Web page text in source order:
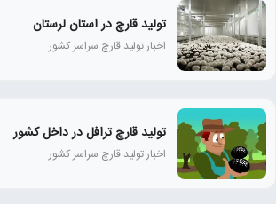
تولید قارچ در استان لرستان
اخبار تولید قارچ سراسر کشور
تولید قارچ ترافل در داخل کشور
اخبار تولید قارچ سراسر کشور